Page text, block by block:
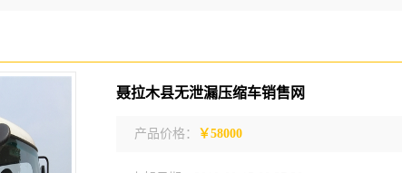
聂拉木县无泄漏压缩车销售网
产品价格： ￥58000